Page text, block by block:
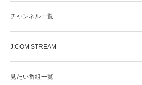
チャンネル一覧
J:COM STREAM
見たい番組一覧